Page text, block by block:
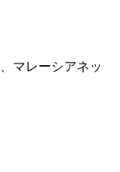
マレーシアネッ